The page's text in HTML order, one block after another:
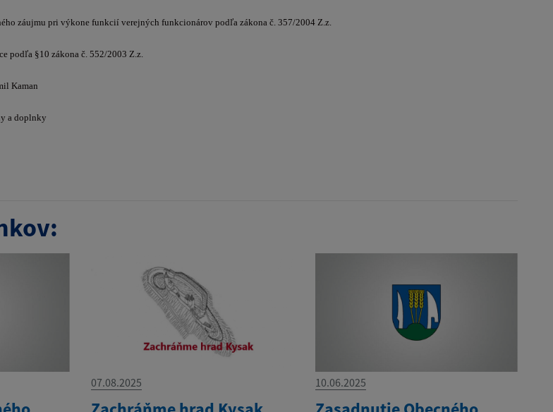
záujmu pri výkone funkcií verejných funkcionárov podľa zákona č. 357/2004 Z.z.
podľa §10 zákona č. 552/2003 Z.z.
Kaman
a doplnky
07.08.2025 10.06.2025